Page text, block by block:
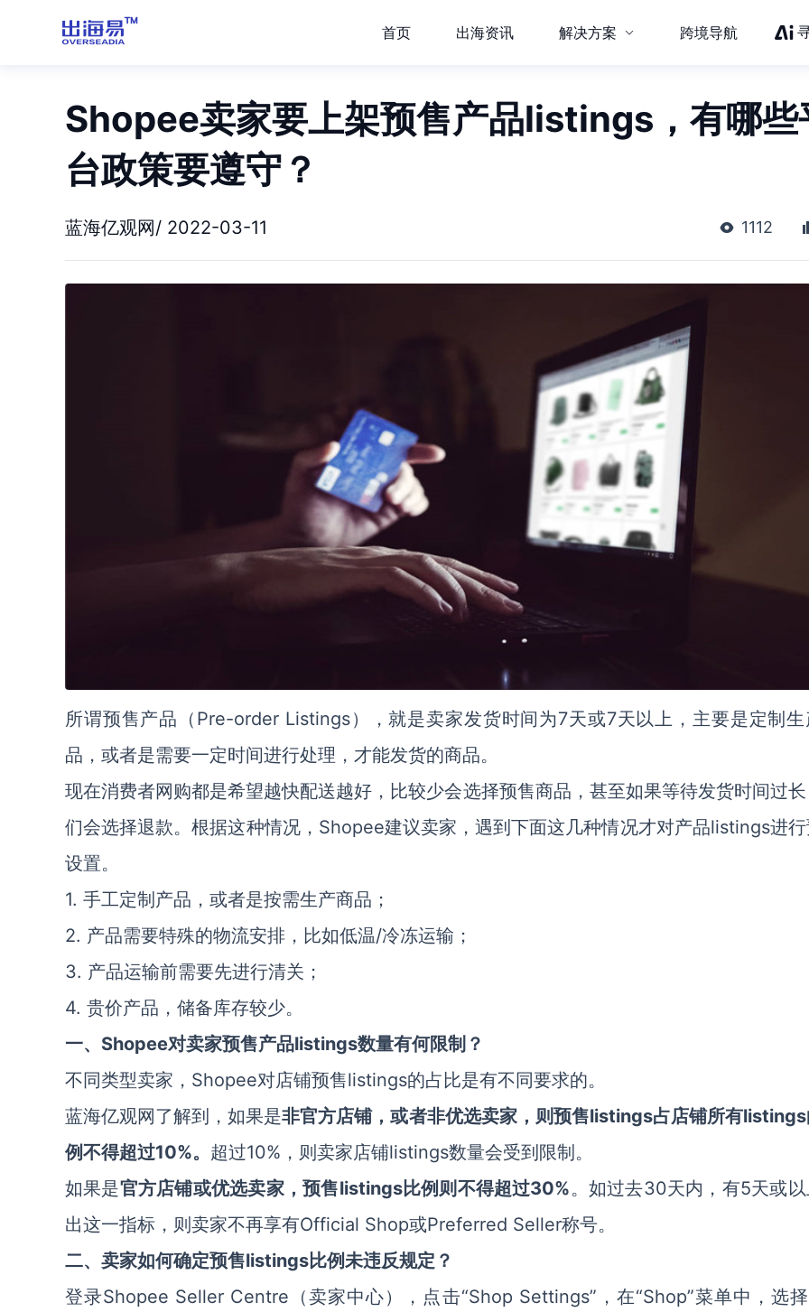
首页 出海资讯 解决方案 跨境导航
Shopee卖家要上架预售产品listings，有哪些
台政策要遵守？
蓝海亿观网/ 2022-03-11 1112
所谓预售产品（Pre-order Listings），就是卖家发货时间为7天或7天以上，主要是定制生
品，或者是需要一定时间进行处理，才能发货的商品。
现在消费者网购都是希望越快配送越好，比较少会选择预售商品，甚至如果等待发货时间过
们会选择退款。根据这种情况，Shopee建议卖家，遇到下面这几种情况才对产品listings进
设置。
1. 手工定制产品，或者是按需生产商品；
2. 产品需要特殊的物流安排，比如低温/冷冻运输；
3. 产品运输前需要先进行清关；
4. 贵价产品，储备库存较少。
一、Shopee对卖家预售产品listings数量有何限制？
不同类型卖家，Shopee对店铺预售listings的占比是有不同要求的。
蓝海亿观网了解到，如果是非官方店铺，或者非优选卖家，则预售listings占店铺所有
例不得超过10%。 超过10%，则卖家店铺listings数量会受到限制。
如果是官方店铺或优选卖家，预售listings比例则不得超过30%。如过去30天内，有5天或
出这一指标，则卖家不再享有Official Shop或Preferred Seller称号。
二、卖家如何确定预售listings比例未违反规定？
登录Shopee Seller Centre（卖家中心），点击“Shop Settings”，在“Shop”菜单中，选